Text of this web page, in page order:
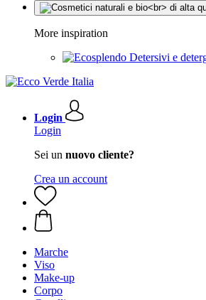
More inspiration
Detersivi e
Login
Login
Sei un nuovo cliente?
Crea un account
Marche
Viso
Make-up
Corpo